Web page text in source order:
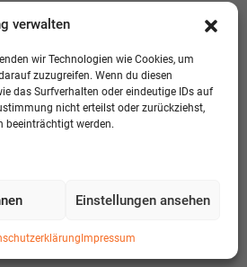
verwalten
wir Technologien wie Cookies, um
zuzugreifen. Wenn du diesen
das Surfverhalten oder eindeutige IDs auf
nicht erteilst oder zurückziehst,
beeinträchtigt werden.
Einstellungen ansehen
Impressum